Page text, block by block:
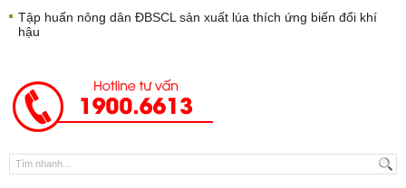
Tập huấn nông dân ĐBSCL sản xuất lúa thích ứng biến đổi khí
hậu